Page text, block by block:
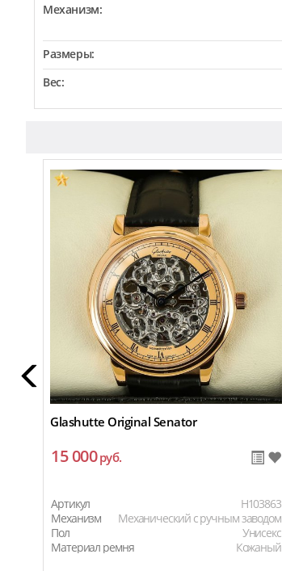
Механизм:
Размеры:
Вес:
Glashutte Original Senator
15 000руб.
Артикул
H103863
Механизм
Механический с ручным заводом
Пол
Унисекс
Материал ремня
Кожаный